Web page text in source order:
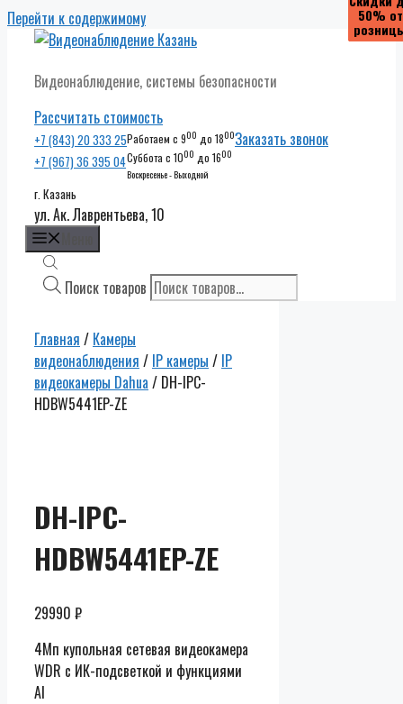
Перейти к содержимому
Видеонаблюдение, системы безопасности
Рассчитать стоимость
+7 (843) 20 333 25
+7 (967) 36 395 04
Работаем с 900 до 1800
Суббота с 1000 до 1600
Воскресенье - Выходной
Заказать звонок
г. Казань
ул. Ак. Лаврентьева, 10
Поиск товаров
Главная / Камеры
видеонаблюдения / IP камеры / IP
видеокамеры Dahua / DH-IPC-
HDBW5441EP-ZE
DH-IPC-
HDBW5441EP-ZE
29990 ₽
4Мп купольная сетевая видеокамера
WDR с ИК-подсветкой и функциями
AI
50% от
50% от
50% от
50% от